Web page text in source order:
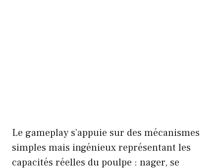
Le gameplay s’appuie sur des mécanismes
simples mais ingénieux représentant les
capacités réelles du poulpe : nager, se